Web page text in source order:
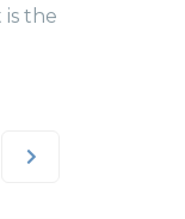
is the